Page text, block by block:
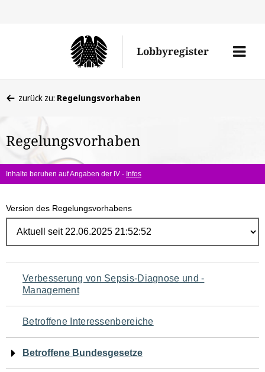
Lobbyregister
Menü
befinden
hier:
zurück zu: Regelungsvorhaben
Regelungsvorhaben
Inhalte beruhen auf Angaben der IV - Infos
Version des Regelungsvorhabens
Navigation
für
den
Seiteninhalt
Verbesserung von Sepsis-Diagnose und -
Management
Betroffene Interessenbereiche
Betroffene Bundesgesetze